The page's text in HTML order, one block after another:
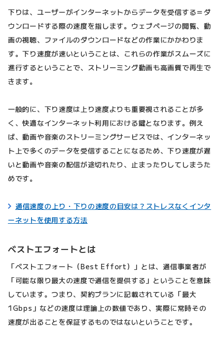
下りは、ユーザーがインターネットからデータを受信する＝ダ
ウンロードする際の速度を指します。ウェブページの閲覧、動
画の視聴、ファイルのダウンロードなどの作業にかかわりま
す。下り速度が速いということは、これらの作業がスムーズに
進行するということで、ストリーミング動画も高画質で再生で
きます。
一般的に、下り速度は上り速度よりも重要視されることが多
く、快適なインターネット利用における鍵となります。例え
ば、動画や音楽のストリーミングサービスでは、インターネッ
ト上で多くのデータを受信することになるため、下り速度が遅
いと動画や音楽の配信が途切れたり、止まったりしてしまうた
めです。
通信速度の上り・下りの速度の目安は？ストレスなくインタ
ーネットを使用する方法
ベストエフォートとは
「ベストエフォート（Best Effort）」とは、通信事業者が
「可能な限り最大の速度で通信を提供する」ということを意味
しています。つまり、契約プランに記載されている「最大
1Gbps」などの速度は理論上の数値であり、実際に常時その
速度が出ることを保証するものではないということです。